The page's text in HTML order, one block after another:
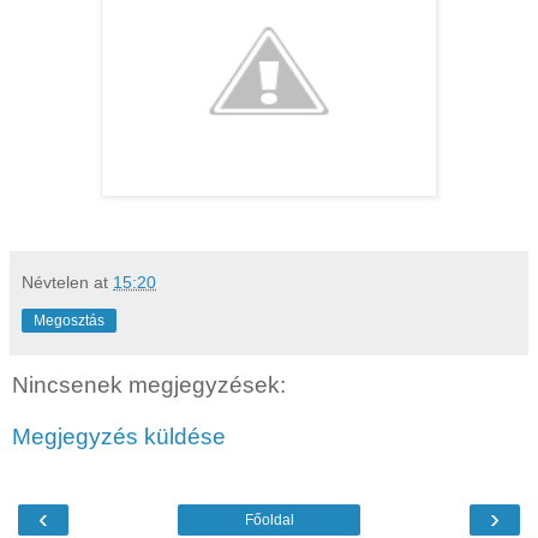
Névtelen at 15:20
Megosztás
Nincsenek megjegyzések:
Megjegyzés küldése
‹ ›
Főoldal